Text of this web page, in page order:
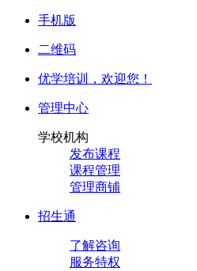
手机版
二维码
优学培训， 欢迎您！
管理中心
学校机构
发布课程
课程管理
管理商铺
招生通
了解咨询
服务特权